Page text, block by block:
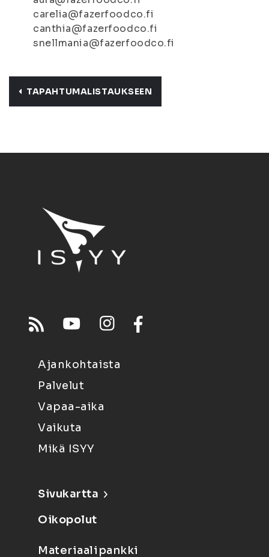
carelia@fazerfoodco.fi
canthia@fazerfoodco.fi
snellmania@fazerfoodco.fi
TAPAHTUMALISTAUKSEEN
Ajankohtaista
Palvelut
Vapaa-aika
Vaikuta
Mikä ISYY
Sivukartta
Oikopolut
Materiaalipankki